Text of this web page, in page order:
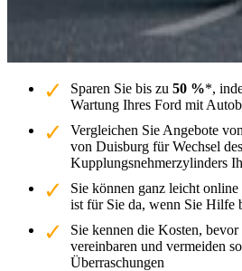
Sparen Sie bis zu 50 %*,
Wartung Ihres Ford mit
Vergleichen Sie Angebote
von Duisburg für Wechsel des
Kupplungsnehmerzylinders
Sie können ganz leicht
ist für Sie da, wenn Sie Hilfe
Sie kennen die Kosten,
vereinbaren und vermeiden
Überraschungen